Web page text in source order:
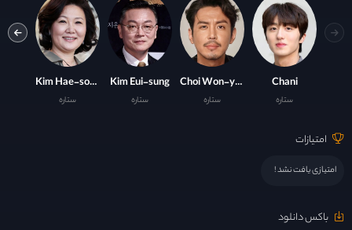
Chani
ستاره
Choi Won-young
ستاره
Kim Eui-sung
ستاره
Kim Hae-sook
ستاره
امتیازات
امتیازی یافت نشد !
باکس دانلود